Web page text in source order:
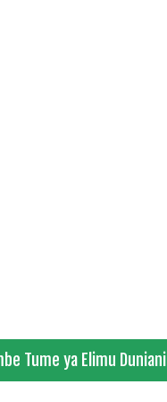
Tume ya Elimu Duniani